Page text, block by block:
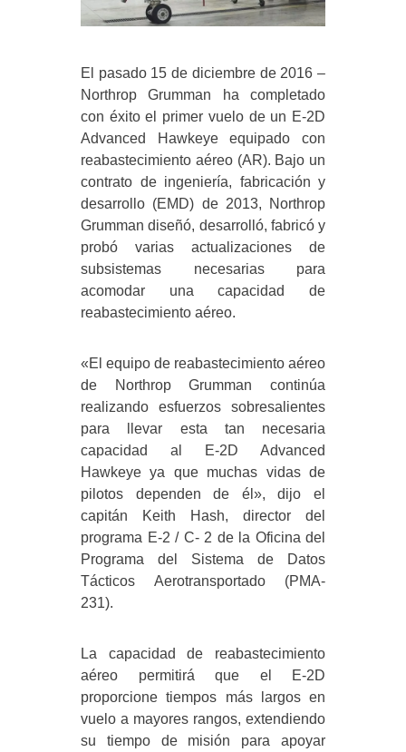
El pasado 15 de diciembre de 2016 –
Northrop Grumman ha completado
con éxito el primer vuelo de un E-2D
Advanced Hawkeye equipado con
reabastecimiento aéreo (AR). Bajo un
contrato de ingeniería, fabricación y
desarrollo (EMD) de 2013, Northrop
Grumman diseñó, desarrolló, fabricó y
probó varias actualizaciones de
subsistemas necesarias para
acomodar una capacidad de
reabastecimiento aéreo.
«El equipo de reabastecimiento aéreo
de Northrop Grumman continúa
realizando esfuerzos sobresalientes
para llevar esta tan necesaria
capacidad al E-2D Advanced
Hawkeye ya que muchas vidas de
pilotos dependen de él», dijo el
capitán Keith Hash, director del
programa E-2 / C- 2 de la Oficina del
Programa del Sistema de Datos
Tácticos Aerotransportado (PMA-
231).
La capacidad de reabastecimiento
aéreo permitirá que el E-2D
proporcione tiempos más largos en
vuelo a mayores rangos, extendiendo
su tiempo de misión para apoyar